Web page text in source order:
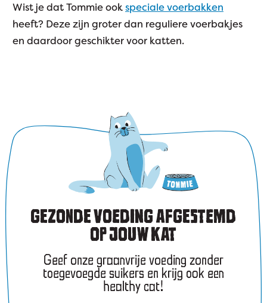
Wist je dat Tommie ookspeciale voerbakken
heeft? Deze zijn groter dan reguliere voerbakjes
en daardoor geschikter voor katten.
GEZONDE VOEDING AFGESTEMD
OP JOUW KAT
Geef onze graanvrije voeding zonder
toegevoegde suikers en krijg ook een
healthy cat!